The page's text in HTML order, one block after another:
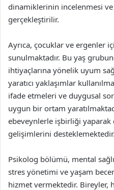
dinamiklerinin incelenmesi
gerçekleştirilir.
Ayrıca, çocuklar ve ergenler
sunulmaktadır. Bu yaş
ihtiyaçlarına yönelik uyum
yaratıcı yaklaşımlar
ifade etmeleri ve duygusal
uygun bir ortam
ebeveynlerle işbirliği yaparak
gelişimlerini desteklemektedir.
Psikolog bölümü, mental
stres yönetimi ve yaşam
hizmet vermektedir. Bireyler,